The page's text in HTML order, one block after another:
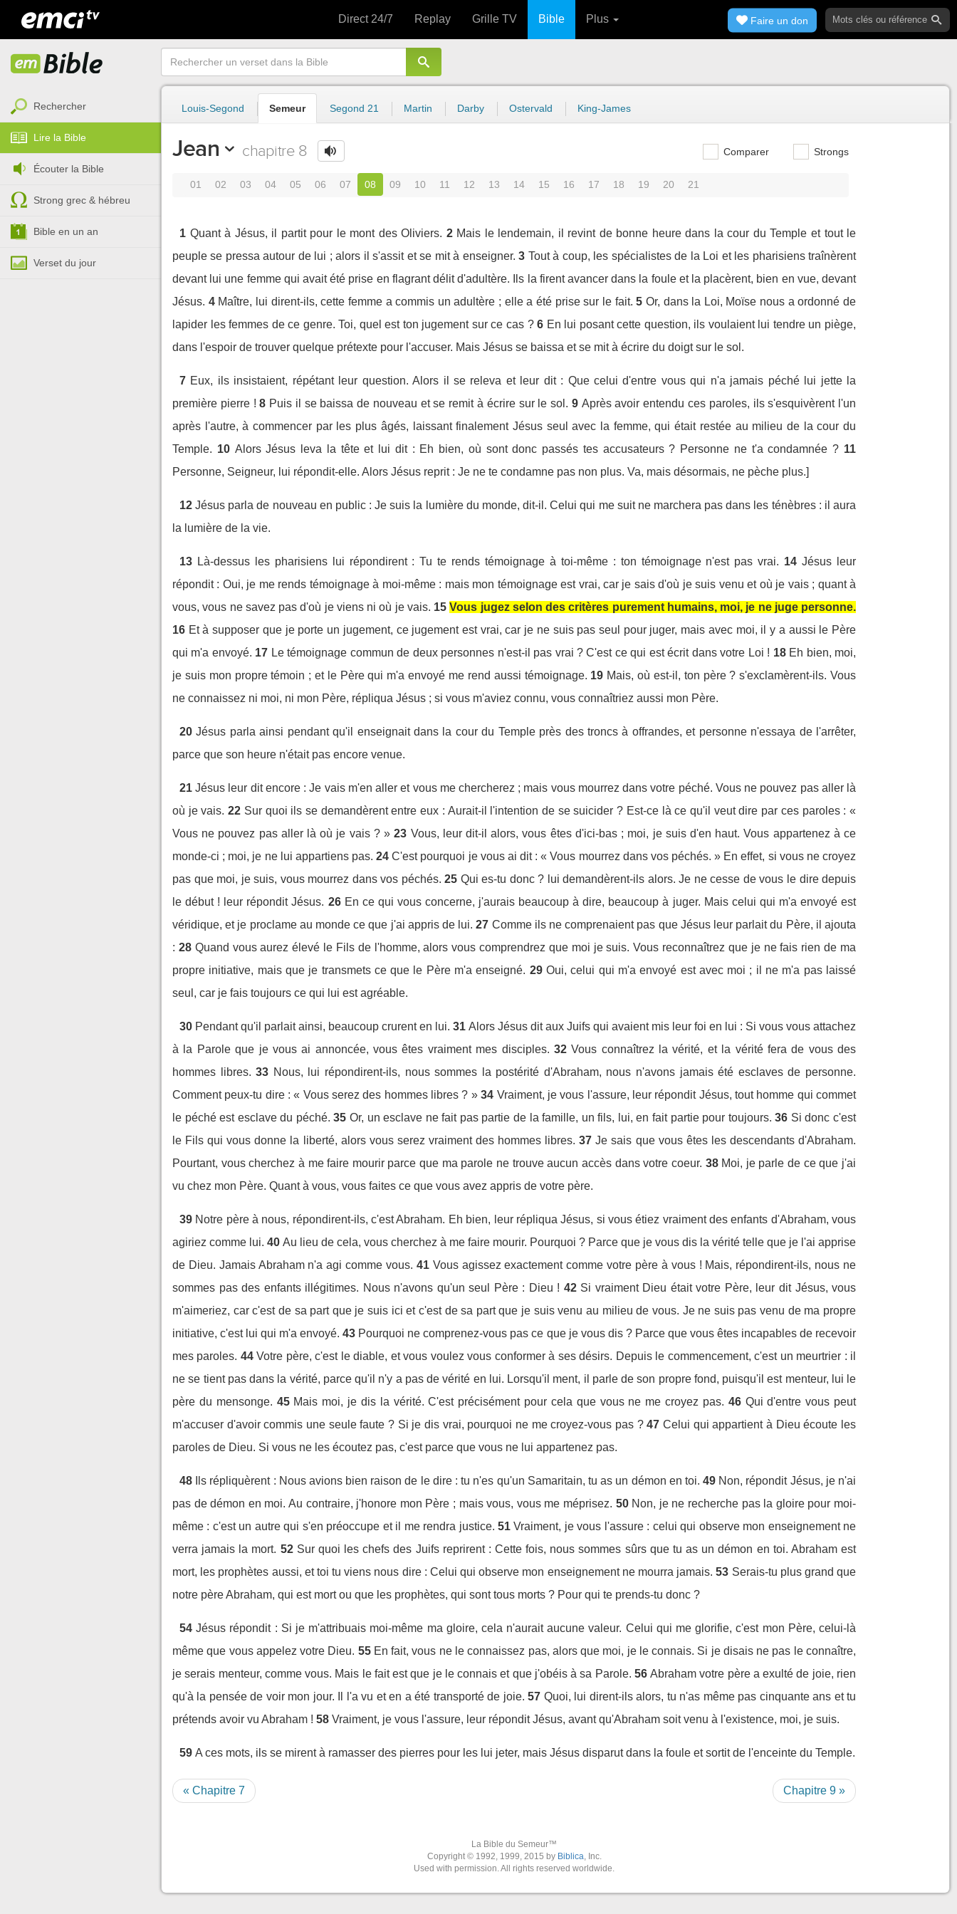
Direct 24/7 Replay Grille TV Bible Plus Faire un don
Rechercher
Lire la Bible
Écouter la Bible
Strong grec & hébreu
Bible en un an
Verset du jour
Louis-Segond Semeur Segond 21 Martin Darby Ostervald King-James
Jean chapitre 8 Comparer Strongs
01 02 03 04 05 06 07 08 09 10 11 12 13 14 15 16 17 18 19 20 21
1 Quant à Jésus, il partit pour le mont des Oliviers. 2 Mais le lendemain, il revint de bonne heure dans la cour du Temple et tout le
peuple se pressa autour de lui ; alors il s'assit et se mit à enseigner. 3 Tout à coup, les spécialistes de la Loi et les pharisiens traînèrent
devant lui une femme qui avait été prise en flagrant délit d'adultère. Ils la firent avancer dans la foule et la placèrent, bien en vue, devant
Jésus. 4 Maître, lui dirent-ils, cette femme a commis un adultère ; elle a été prise sur le fait. 5 Or, dans la Loi, Moïse nous a ordonné de
lapider les femmes de ce genre. Toi, quel est ton jugement sur ce cas ? 6 En lui posant cette question, ils voulaient lui tendre un piège,
dans l'espoir de trouver quelque prétexte pour l'accuser. Mais Jésus se baissa et se mit à écrire du doigt sur le sol.
7 Eux, ils insistaient, répétant leur question. Alors il se releva et leur dit : Que celui d'entre vous qui n'a jamais péché lui jette la
première pierre ! 8 Puis il se baissa de nouveau et se remit à écrire sur le sol. 9 Après avoir entendu ces paroles, ils s'esquivèrent l'un
après l'autre, à commencer par les plus âgés, laissant finalement Jésus seul avec la femme, qui était restée au milieu de la cour du
Temple. 10 Alors Jésus leva la tête et lui dit : Eh bien, où sont donc passés tes accusateurs ? Personne ne t'a condamnée ? 11
Personne, Seigneur, lui répondit-elle. Alors Jésus reprit : Je ne te condamne pas non plus. Va, mais désormais, ne pèche plus.]
12 Jésus parla de nouveau en public : Je suis la lumière du monde, dit-il. Celui qui me suit ne marchera pas dans les ténèbres : il aura
la lumière de la vie.
13 Là-dessus les pharisiens lui répondirent : Tu te rends témoignage à toi-même : ton témoignage n'est pas vrai. 14 Jésus leur
répondit : Oui, je me rends témoignage à moi-même : mais mon témoignage est vrai, car je sais d'où je suis venu et où je vais ; quant à
vous, vous ne savez pas d'où je viens ni où je vais. 15 Vous jugez selon des critères purement humains, moi, je ne juge personne.
16 Et à supposer que je porte un jugement, ce jugement est vrai, car je ne suis pas seul pour juger, mais avec moi, il y a aussi le Père
qui m'a envoyé. 17 Le témoignage commun de deux personnes n'est-il pas vrai ? C'est ce qui est écrit dans votre Loi ! 18 Eh bien, moi,
je suis mon propre témoin ; et le Père qui m'a envoyé me rend aussi témoignage. 19 Mais, où est-il, ton père ? s'exclamèrent-ils. Vous
ne connaissez ni moi, ni mon Père, répliqua Jésus ; si vous m'aviez connu, vous connaîtriez aussi mon Père.
20 Jésus parla ainsi pendant qu'il enseignait dans la cour du Temple près des troncs à offrandes, et personne n'essaya de l'arrêter,
parce que son heure n'était pas encore venue.
21 Jésus leur dit encore : Je vais m'en aller et vous me chercherez ; mais vous mourrez dans votre péché. Vous ne pouvez pas aller là
où je vais. 22 Sur quoi ils se demandèrent entre eux : Aurait-il l'intention de se suicider ? Est-ce là ce qu'il veut dire par ces paroles : «
Vous ne pouvez pas aller là où je vais ? » 23 Vous, leur dit-il alors, vous êtes d'ici-bas ; moi, je suis d'en haut. Vous appartenez à ce
monde-ci ; moi, je ne lui appartiens pas. 24 C'est pourquoi je vous ai dit : « Vous mourrez dans vos péchés. » En effet, si vous ne croyez
pas que moi, je suis, vous mourrez dans vos péchés. 25 Qui es-tu donc ? lui demandèrent-ils alors. Je ne cesse de vous le dire depuis
le début ! leur répondit Jésus. 26 En ce qui vous concerne, j'aurais beaucoup à dire, beaucoup à juger. Mais celui qui m'a envoyé est
véridique, et je proclame au monde ce que j'ai appris de lui. 27 Comme ils ne comprenaient pas que Jésus leur parlait du Père, il ajouta
: 28 Quand vous aurez élevé le Fils de l'homme, alors vous comprendrez que moi je suis. Vous reconnaîtrez que je ne fais rien de ma
propre initiative, mais que je transmets ce que le Père m'a enseigné. 29 Oui, celui qui m'a envoyé est avec moi ; il ne m'a pas laissé
seul, car je fais toujours ce qui lui est agréable.
30 Pendant qu'il parlait ainsi, beaucoup crurent en lui. 31 Alors Jésus dit aux Juifs qui avaient mis leur foi en lui : Si vous vous attachez
à la Parole que je vous ai annoncée, vous êtes vraiment mes disciples. 32 Vous connaîtrez la vérité, et la vérité fera de vous des
hommes libres. 33 Nous, lui répondirent-ils, nous sommes la postérité d'Abraham, nous n'avons jamais été esclaves de personne.
Comment peux-tu dire : « Vous serez des hommes libres ? » 34 Vraiment, je vous l'assure, leur répondit Jésus, tout homme qui commet
le péché est esclave du péché. 35 Or, un esclave ne fait pas partie de la famille, un fils, lui, en fait partie pour toujours. 36 Si donc c'est
le Fils qui vous donne la liberté, alors vous serez vraiment des hommes libres. 37 Je sais que vous êtes les descendants d'Abraham.
Pourtant, vous cherchez à me faire mourir parce que ma parole ne trouve aucun accès dans votre coeur. 38 Moi, je parle de ce que j'ai
vu chez mon Père. Quant à vous, vous faites ce que vous avez appris de votre père.
39 Notre père à nous, répondirent-ils, c'est Abraham. Eh bien, leur répliqua Jésus, si vous étiez vraiment des enfants d'Abraham, vous
agiriez comme lui. 40 Au lieu de cela, vous cherchez à me faire mourir. Pourquoi ? Parce que je vous dis la vérité telle que je l'ai apprise
de Dieu. Jamais Abraham n'a agi comme vous. 41 Vous agissez exactement comme votre père à vous ! Mais, répondirent-ils, nous ne
sommes pas des enfants illégitimes. Nous n'avons qu'un seul Père : Dieu ! 42 Si vraiment Dieu était votre Père, leur dit Jésus, vous
m'aimeriez, car c'est de sa part que je suis ici et c'est de sa part que je suis venu au milieu de vous. Je ne suis pas venu de ma propre
initiative, c'est lui qui m'a envoyé. 43 Pourquoi ne comprenez-vous pas ce que je vous dis ? Parce que vous êtes incapables de recevoir
mes paroles. 44 Votre père, c'est le diable, et vous voulez vous conformer à ses désirs. Depuis le commencement, c'est un meurtrier : il
ne se tient pas dans la vérité, parce qu'il n'y a pas de vérité en lui. Lorsqu'il ment, il parle de son propre fond, puisqu'il est menteur, lui le
père du mensonge. 45 Mais moi, je dis la vérité. C'est précisément pour cela que vous ne me croyez pas. 46 Qui d'entre vous peut
m'accuser d'avoir commis une seule faute ? Si je dis vrai, pourquoi ne me croyez-vous pas ? 47 Celui qui appartient à Dieu écoute les
paroles de Dieu. Si vous ne les écoutez pas, c'est parce que vous ne lui appartenez pas.
48 Ils répliquèrent : Nous avions bien raison de le dire : tu n'es qu'un Samaritain, tu as un démon en toi. 49 Non, répondit Jésus, je n'ai
pas de démon en moi. Au contraire, j'honore mon Père ; mais vous, vous me méprisez. 50 Non, je ne recherche pas la gloire pour moi-
même : c'est un autre qui s'en préoccupe et il me rendra justice. 51 Vraiment, je vous l'assure : celui qui observe mon enseignement ne
verra jamais la mort. 52 Sur quoi les chefs des Juifs reprirent : Cette fois, nous sommes sûrs que tu as un démon en toi. Abraham est
mort, les prophètes aussi, et toi tu viens nous dire : Celui qui observe mon enseignement ne mourra jamais. 53 Serais-tu plus grand que
notre père Abraham, qui est mort ou que les prophètes, qui sont tous morts ? Pour qui te prends-tu donc ?
54 Jésus répondit : Si je m'attribuais moi-même ma gloire, cela n'aurait aucune valeur. Celui qui me glorifie, c'est mon Père, celui-là
même que vous appelez votre Dieu. 55 En fait, vous ne le connaissez pas, alors que moi, je le connais. Si je disais ne pas le connaître,
je serais menteur, comme vous. Mais le fait est que je le connais et que j'obéis à sa Parole. 56 Abraham votre père a exulté de joie, rien
qu'à la pensée de voir mon jour. Il l'a vu et en a été transporté de joie. 57 Quoi, lui dirent-ils alors, tu n'as même pas cinquante ans et tu
prétends avoir vu Abraham ! 58 Vraiment, je vous l'assure, leur répondit Jésus, avant qu'Abraham soit venu à l'existence, moi, je suis.
59 A ces mots, ils se mirent à ramasser des pierres pour les lui jeter, mais Jésus disparut dans la foule et sortit de l'enceinte du Temple.
« Chapitre 7 Chapitre 9 »
La Bible du Semeur™
Copyright © 1992, 1999, 2015 by Biblica, Inc.
Used with permission. All rights reserved worldwide.